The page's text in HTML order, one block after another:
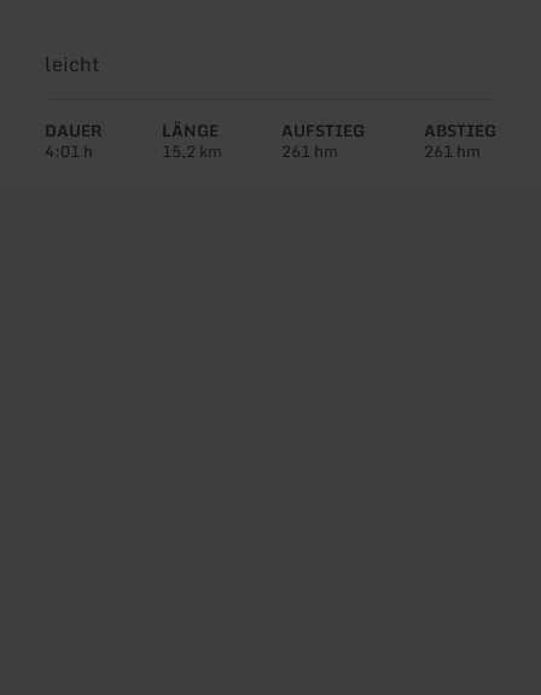
Schwierigkeit:
leicht
DAUER
4:01 h
LÄNGE
15,2 km
AUFSTIEG
261 hm
ABSTIEG
261 hm